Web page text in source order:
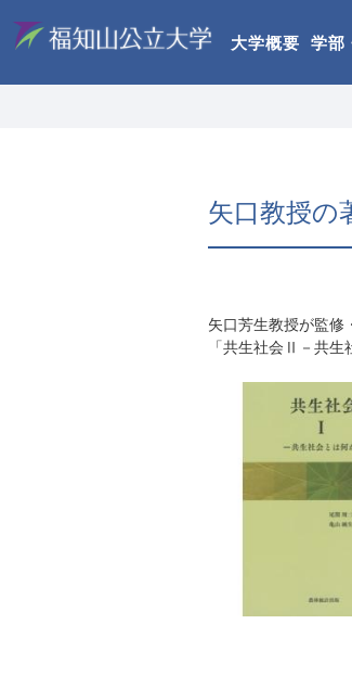
大学概要 学部
矢口教授の
矢口芳生教授が監修
「共生社会Ⅱ－共生